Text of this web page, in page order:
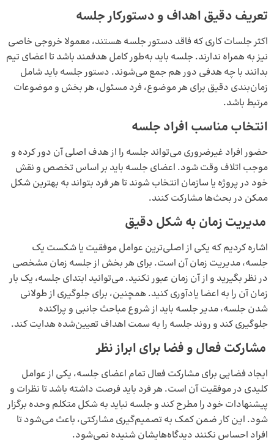
تعریف دقیق اهداف و دستورکار جلسه
اکثر جلسات کاری که فاقد دستور جلسه هستند، معمولا خروجی خاصی
نیز به همراه ندارند. جلسه باید به‌طور کامل هدفمند باشد تا اعضای تیم
بدانند با چه هدفی دور هم جمع می‌شوند. دستور جلسه باید شامل
زمان‌بندی دقیق برای هر موضوع، فرد مسئول، هر بخش و موضوعات
مرتبط باشد.
انتخاب مناسب افراد جلسه
حضور افراد غیرضروری می‌تواند جلسه را از هدف اصلی‌ آن دور کرده و
موجب اتلاف وقت شود. اعضای جلسه باید بر اساس تخصص و نقش
خود در پروژه یا سازمان انتخاب شوند تا هر فرد بتواند به بهترین شکل
ممکن در بحث‌ها مشارکت کنند.
مدیریت زمان به شکل دقیق
اشاره کردیم که یکی از اصلی‌ترین عوامل موفقیت یا شکست یک
جلسه، مدیریت زمان آن است. برای هر بخش از جلسه زمان مشخصی
در نظر بگیرید و از آن زمان عبور نکنید. می‌توانید ابتدای جلسه، یک بار
زمان آن را به اعضا یادآوری کنید. همچنین، برای جلوگیری از طولانی
شدن جلسه، مدیر جلسه باید از شروع مباحث جانبی و پراکنده
جلوگیری کند و روند جلسه را به سمت اهداف تعیین‌شده هدایت کند.
مشارکت فعال و فضا برای ابراز نظر
ایجاد فضایی برای مشارکت فعال تمام اعضای جلسه، یکی از عوامل
کلیدی در موفقیت آن است. هر فرد باید فرصت داشته باشد تا نظرات و
پیشنهادات خود را مطرح کند و جلسه نباید به شکل متکلم وحده برگزار
شود. این کار ضمن کمک به تصمیم‌گیری مشارکتی، باعث می‌شود تا
افراد احساس نکنند دیدگاه‌هایشان شنیده نمی‌شود.